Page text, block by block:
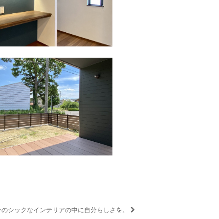
シックなインテリアの中に自分らしさを。